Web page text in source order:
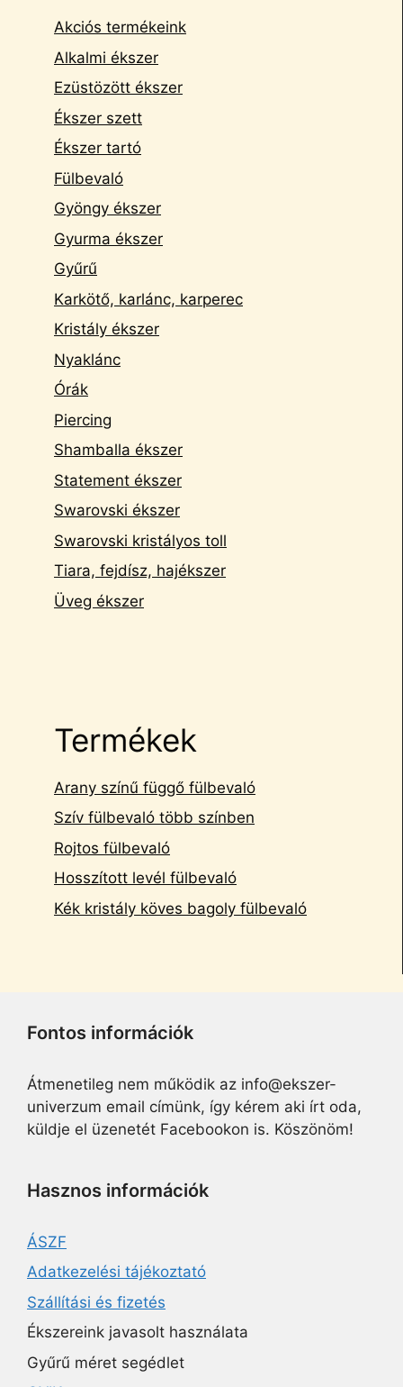
Akciós termékeink
Alkalmi ékszer
Ezüstözött ékszer
Ékszer szett
Ékszer tartó
Fülbevaló
Gyöngy ékszer
Gyurma ékszer
Gyűrű
Karkötő, karlánc, karperec
Kristály ékszer
Nyaklánc
Órák
Piercing
Shamballa ékszer
Statement ékszer
Swarovski ékszer
Swarovski kristályos toll
Tiara, fejdísz, hajékszer
Üveg ékszer
Termékek
Arany színű függő fülbevaló
Szív fülbevaló több színben
Rojtos fülbevaló
Hosszított levél fülbevaló
Kék kristály köves bagoly fülbevaló
Fontos információk
Átmenetileg nem működik az info@ekszer-
univerzum email címünk, így kérem aki írt oda,
küldje el üzenetét Facebookon is. Köszönöm!
Hasznos információk
ÁSZF
Adatkezelési tájékoztató
Szállítási és fizetés
Ékszereink javasolt használata
Gyűrű méret segédlet